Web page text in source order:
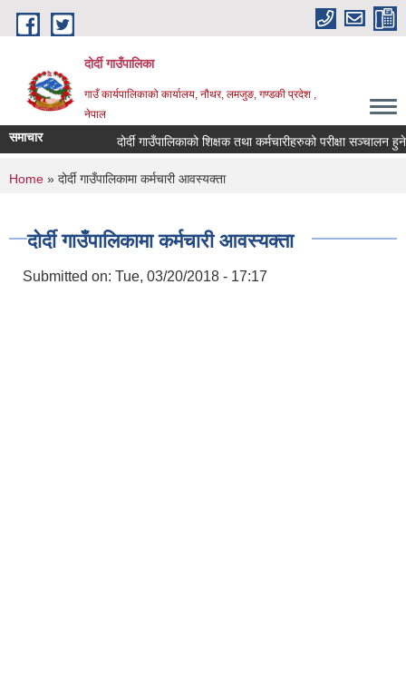
Skip to main content
दोर्दी गाउँपालिका
गाउँ कार्यपालिकाको कार्यालय, नौथर, लमजुङ, गण्डकी प्रदेश ,
नेपाल
समाचार दोर्दी गाउँपालिकाको शिक्षक तथा कर्मचारीहरुको परीक्षा सञ्चालन हुने
You are here
Home » दोर्दी गाउँपालिकामा कर्मचारी आवस्यक्ता
दोर्दी गाउँपालिकामा कर्मचारी आवस्यक्ता
Submitted on: Tue, 03/20/2018 - 17:17